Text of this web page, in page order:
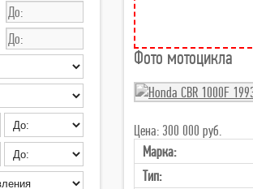
Фото мотоцикла
Цена: 300 000 руб.
Марка:
Тип: